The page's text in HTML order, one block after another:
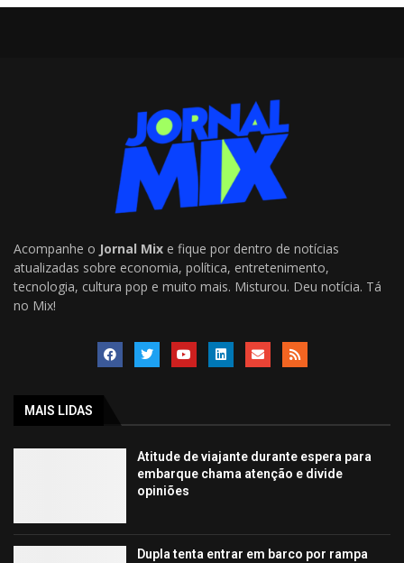
Acompanhe o Jornal Mix e fique por dentro de notícias
atualizadas sobre economia, política, entretenimento,
tecnologia, cultura pop e muito mais. Misturou. Deu notícia. Tá
no Mix!
MAIS LIDAS
Atitude de viajante durante espera para
embarque chama atenção e divide
opiniões
Dupla tenta entrar em barco por rampa